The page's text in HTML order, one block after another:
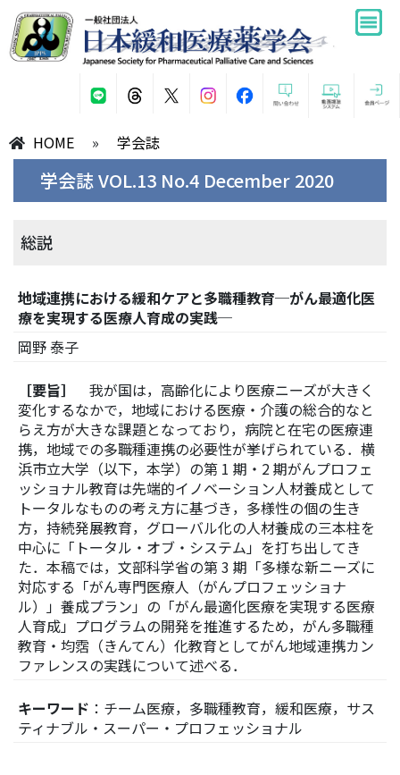
HOME » 学会誌
学会誌 VOL.13 No.4 December 2020
総説
地域連携における緩和ケアと多職種教育─がん最適化医
療を実現する医療人育成の実践─
岡野 泰子
［要旨］
我が国は，高齢化により医療ニーズが大きく
変化するなかで，地域における医療・介護の総合的なと
らえ方が大きな課題となっており，病院と在宅の医療連
携，地域での多職種連携の必要性が挙げられている．横
浜市立大学（以下，本学）の第 1 期・2 期がんプロフェ
ッショナル教育は先端的イノベーション人材養成として
トータルなものの考え方に基づき，多様性の個の生き
方，持続発展教育，グローバル化の人材養成の三本柱を
中心に「トータル・オブ・システム」を打ち出してき
た．本稿では，文部科学省の第 3 期「多様な新ニーズに
対応する「がん専門医療人（がんプロフェッショナ
ル）」養成プラン」の「がん最適化医療を実現する医療
人育成」プログラムの開発を推進するため，がん多職種
教育・均霑（きんてん）化教育としてがん地域連携カン
ファレンスの実践について述べる．
キーワード ：チーム医療，多職種教育，緩和医療，サス
ティナブル・スーパー・プロフェッショナル